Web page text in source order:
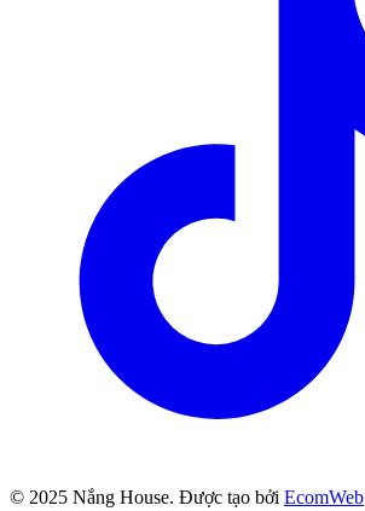
© 2025 Nắng House. Được tạo bởi EcomWeb